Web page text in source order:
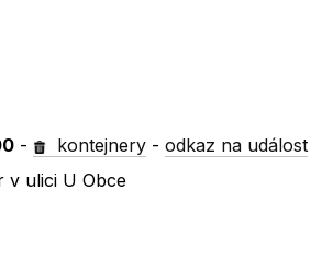
- kontejnery -odkaz na událost
v ulici U Obce